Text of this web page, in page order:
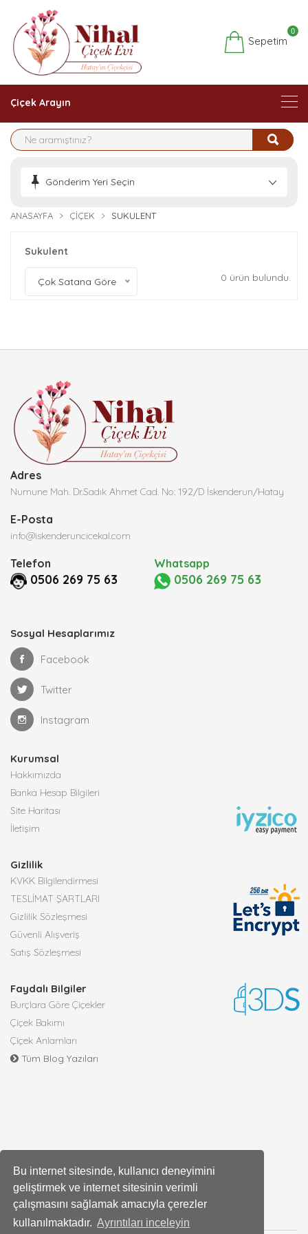
Bu internet sitesinde, kullanıcı deneyimini
geliştirmek ve internet sitesinin verimli
çalışmasını sağlamak amacıyla çerezler
kullanılmaktadır. Ayrıntıları inceleyin
Sepetim
0
Çiçek Arayın
Gönderim Yeri Seçin
ANASAYFA ÇIÇEK SUKULENT
Sukulent
Çok Satana Göre 0 ürün bulundu.
Adres
Numune Mah. Dr.Sadık Ahmet Cad. No: 192/D İskenderun/Hatay
E-Posta
info@iskenderuncicekal.com
Telefon
0506 269 75 63
Whatsapp
0506 269 75 63
Sosyal Hesaplarımız
Facebook
Twitter
Instagram
Kurumsal
Hakkımızda
Banka Hesap Bilgileri
Site Haritası
İletişim
Gizlilik
KVKK Bilgilendirmesi
TESLİMAT ŞARTLARI
Gizlilik Sözleşmesi
Güvenli Alışveriş
Satış Sözleşmesi
Faydalı Bilgiler
Burçlara Göre Çiçekler
Çiçek Bakımı
Çiçek Anlamları
Tüm Blog Yazıları